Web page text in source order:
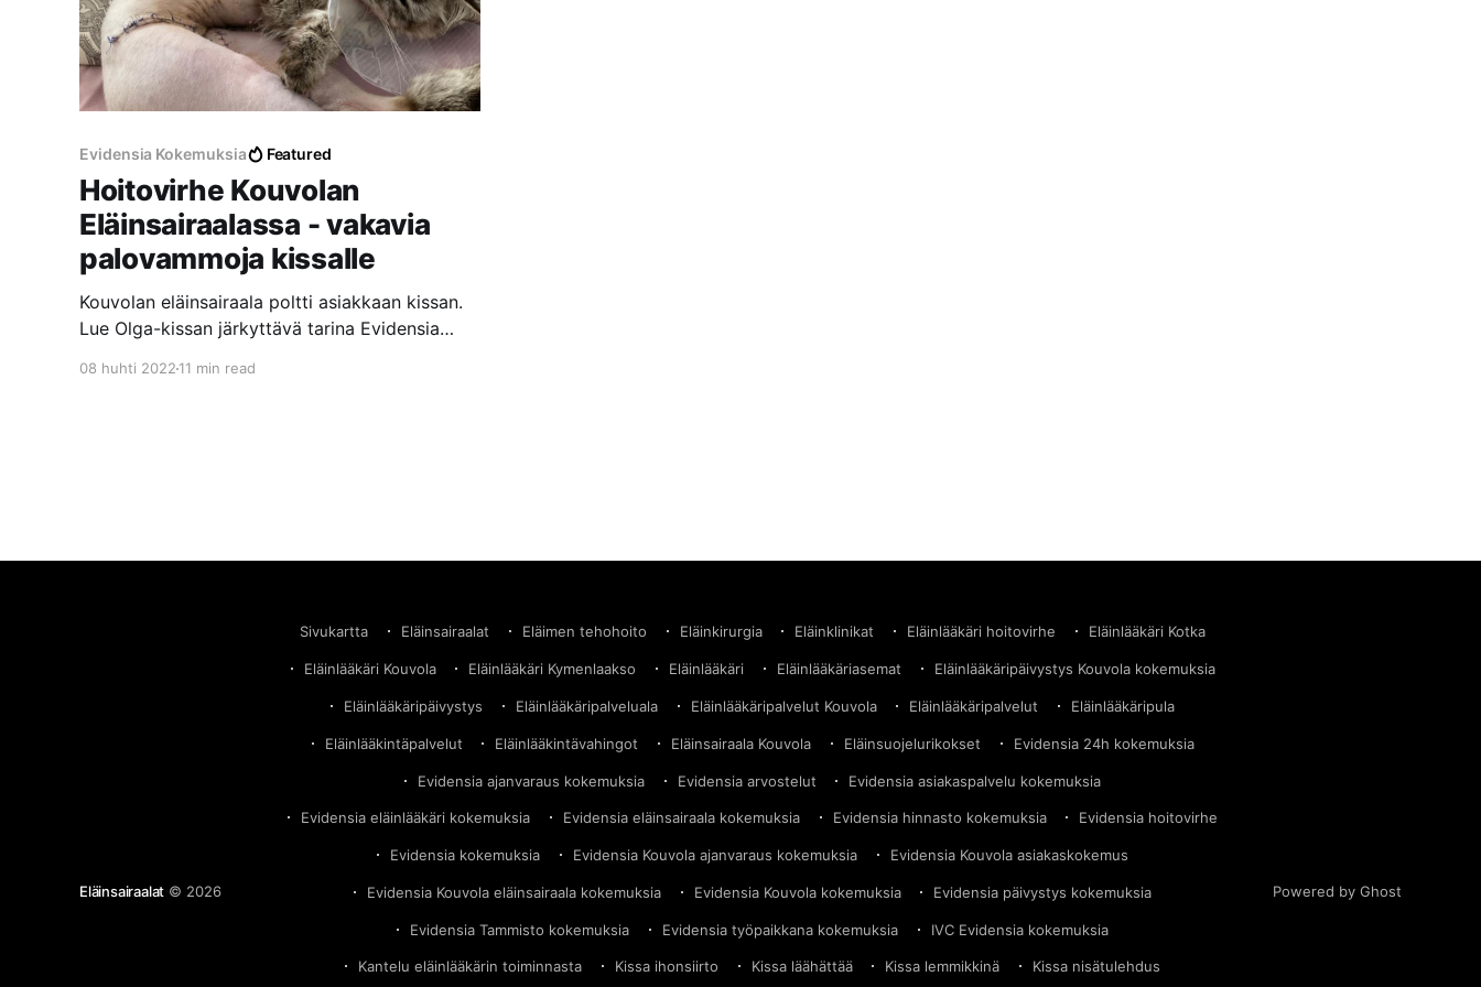
Evidensia Kokemuksia Featured
Hoitovirhe Kouvolan
Eläinsairaalassa - vakavia
palovammoja kissalle
Kouvolan eläinsairaala poltti asiakkaan kissan.
Lue Olga-kissan järkyttävä tarina Evidensia
08 huhti 2022 11 min read
Eläinsairaalat © 2026
Sivukartta Eläinsairaalat Eläimen tehohoito Eläinkirurgia Eläinklinikat Eläinlääkäri hoitovirhe Eläinlääkäri Kotka
Eläinlääkäri Kouvola Eläinlääkäri Kymenlaakso Eläinlääkäri Eläinlääkäriasemat Eläinlääkäripäivystys Kouvola kokemuksia
Eläinlääkäripäivystys Eläinlääkäripalveluala Eläinlääkäripalvelut Kouvola Eläinlääkäripalvelut Eläinlääkäripula
Eläinlääkintäpalvelut Eläinlääkintävahingot Eläinsairaala Kouvola Eläinsuojelurikokset Evidensia 24h kokemuksia
Evidensia ajanvaraus kokemuksia Evidensia arvostelut Evidensia asiakaspalvelu kokemuksia
Evidensia eläinlääkäri kokemuksia Evidensia eläinsairaala kokemuksia Evidensia hinnasto kokemuksia Evidensia hoitovirhe
Evidensia kokemuksia Evidensia Kouvola ajanvaraus kokemuksia Evidensia Kouvola asiakaskokemus
Evidensia Kouvola eläinsairaala kokemuksia Evidensia Kouvola kokemuksia Evidensia päivystys kokemuksia
Evidensia Tammisto kokemuksia Evidensia työpaikkana kokemuksia IVC Evidensia kokemuksia
Kantelu eläinlääkärin toiminnasta Kissa ihonsiirto Kissa läähättää Kissa lemmikkinä Kissa nisätulehdus
Powered by Ghost